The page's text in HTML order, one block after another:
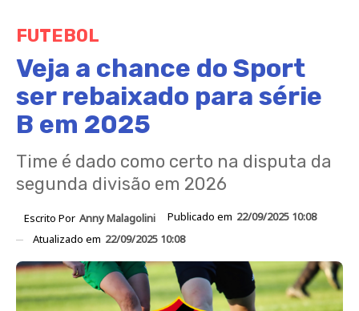
FUTEBOL
Veja a chance do Sport
ser rebaixado para série
B em 2025
Time é dado como certo na disputa da
segunda divisão em 2026
Escrito Por Anny Malagolini Publicado em 22/09/2025 10:08
Atualizado em 22/09/2025 10:08